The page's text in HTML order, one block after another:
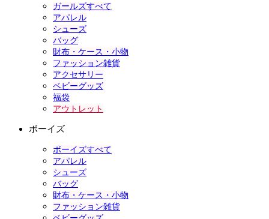
ガールズすべて
アパレル
シューズ
バッグ
財布・ケース・小物
ファッション雑貨
アクセサリー
ベビーグッズ
福袋
アウトレット
ボーイズ
ボーイズすべて
アパレル
シューズ
バッグ
財布・ケース・小物
ファッション雑貨